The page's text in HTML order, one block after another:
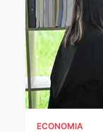
ECONOMIA